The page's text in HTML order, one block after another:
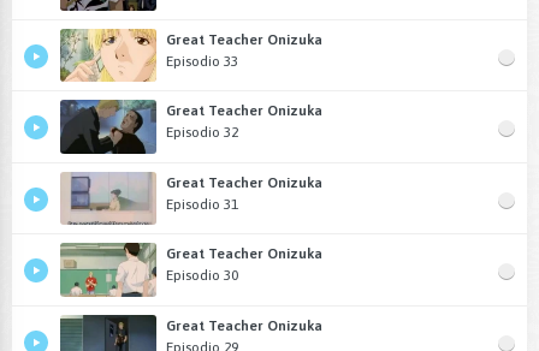
Great Teacher Onizuka
Episodio 33
Great Teacher Onizuka
Episodio 32
Great Teacher Onizuka
Episodio 31
Great Teacher Onizuka
Episodio 30
Great Teacher Onizuka
Episodio 29